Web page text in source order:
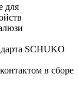
для
SCHUKO
в сборе